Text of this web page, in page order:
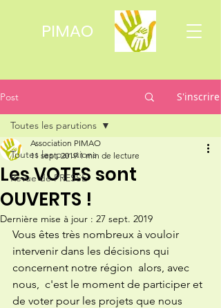
PIMAO
Post S'inscrire
Toutes les parutions
Revue de PRESSE
Toutes les parutions
Les VOTES sont
OUVERTS !
Association PIMAO
11 sept. 2019 1 min de lecture
Dernière mise à jour : 27 sept. 2019
Vous êtes très nombreux à vouloir
intervenir dans les décisions qui
concernent notre région  alors, avec
nous,  c'est le moment de participer et
de voter pour les projets que nous